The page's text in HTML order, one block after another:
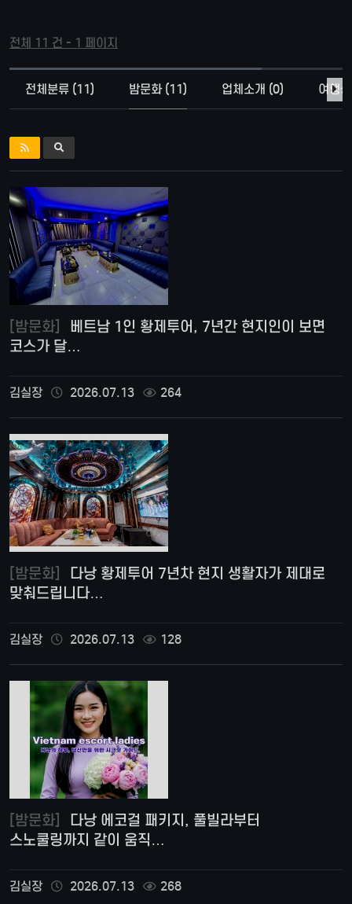
전체 11 건 - 1 페이지
전체분류 (11) 밤문화 (11) 업체소개 (0) 여행
[밤문화]
코스가 달…
김실장 2026.07.13 264
[밤문화]
맞춰드립니다…
김실장 2026.07.13 128
[밤문화]
스노쿨링까지 같이 움직…
김실장 2026.07.13 268